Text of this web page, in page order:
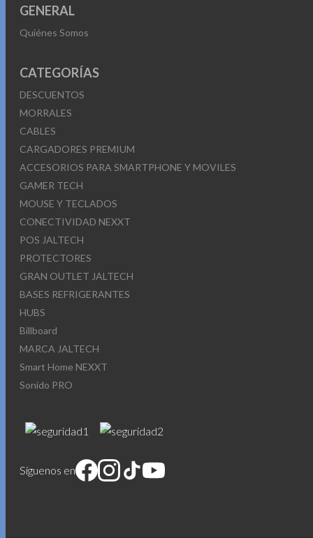
GENERAL
Quiénes Somos
CATEGORÍAS
DESCUENTOS
MORRALES
CABLES
CARGADORES PREMIUM
ACCESORIOS PARA SMARTPHONE Y MOVILES
GAMER TECH
MOUSE Y TECLADOS
CONECTIVIDAD NEXXT
POS JALTECH
PROTECTORES
GRAN OUTLET JALTECH
BASES REFRIGERANTES
HUBS
Billboard
MARCA JALTECH
Smart Home NEXXT
Sonido PRO
Síguenos en